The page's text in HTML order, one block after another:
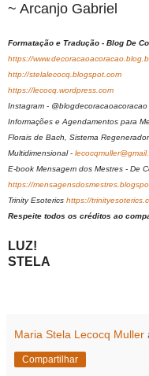
~ Arcanjo Gabriel
Formatação e Tradução - Blog De
https://
http://stelalecocq.blogspot.com
https://lecocq.wordpress.com
Instagram - @blogdecoracaoacoracao
Informações e Agendamentos para
Florais de Bach, Sistema
Multidimensional -
E-book Mensagem dos Mestres - De
https://
Trinity Esoterics https://
Respeite todos os créditos ao
LUZ!
STELA
Maria Stela Lecocq Muller
Compartilhar